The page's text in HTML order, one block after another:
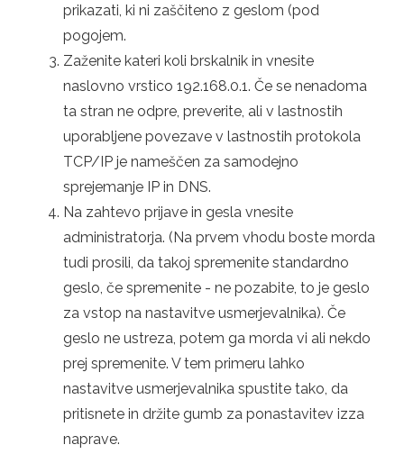
prikazati, ki ni zaščiteno z geslom (pod
pogojem.
Zaženite kateri koli brskalnik in vnesite
naslovno vrstico 192.168.0.1. Če se nenadoma
ta stran ne odpre, preverite, ali v lastnostih
uporabljene povezave v lastnostih protokola
TCP/IP je nameščen za samodejno
sprejemanje IP in DNS.
Na zahtevo prijave in gesla vnesite
administratorja. (Na prvem vhodu boste morda
tudi prosili, da takoj spremenite standardno
geslo, če spremenite - ne pozabite, to je geslo
za vstop na nastavitve usmerjevalnika). Če
geslo ne ustreza, potem ga morda vi ali nekdo
prej spremenite. V tem primeru lahko
nastavitve usmerjevalnika spustite tako, da
pritisnete in držite gumb za ponastavitev izza
naprave.